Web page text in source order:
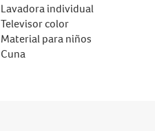
Lavadora individual
Televisor color
Material para niños
Cuna